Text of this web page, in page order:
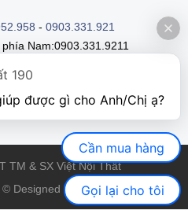
- 0903.331.921
Nam:0903.331.9211
Mỹ Tranh, xã Nam Sơn,
TM & SX Việt Nội Thất
Designed by VNT
190
Cần mua hàng
Gọi lại cho tôi